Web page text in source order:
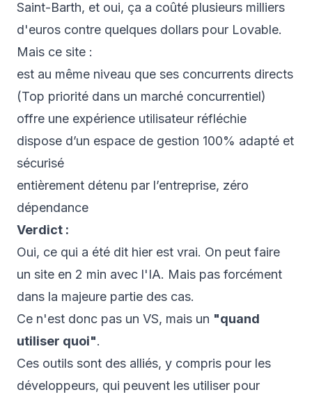
Saint-Barth, et oui, ça a coûté plusieurs milliers
d'euros contre quelques dollars pour Lovable.
Mais ce site :
est au même niveau que ses concurrents directs
(Top priorité dans un marché concurrentiel)
offre une expérience utilisateur réfléchie
dispose d’un espace de gestion 100% adapté et
sécurisé
entièrement détenu par l’entreprise, zéro
dépendance
Verdict :
Oui, ce qui a été dit hier est vrai. On peut faire
un site en 2 min avec l'IA. Mais pas forcément
dans la majeure partie des cas.
Ce n'est donc pas un VS, mais un "quand
utiliser quoi".
Ces outils sont des alliés, y compris pour les
développeurs, qui peuvent les utiliser pour